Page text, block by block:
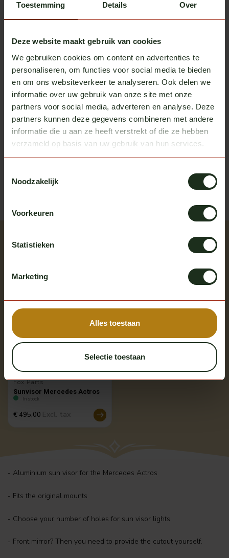
Toestemming Details Over
Deze website maakt gebruik van cookies
We gebruiken cookies om content en advertenties te
personaliseren, om functies voor social media te bieden
en om ons websiteverkeer te analyseren. Ook delen we
informatie over uw gebruik van onze site met onze
partners voor social media, adverteren en analyse. Deze
partners kunnen deze gegevens combineren met andere
informatie die u aan ze heeft verstrekt of die ze hebben
verzameld op basis van uw gebruik van hun services.
Noodzakelijk
Voorkeuren
Statistieken
Marketing
Alles toestaan
Selectie toestaan
Ledson
Optoline NG+ sunvisor lamp
In stock
€62,50
Bumper spoiler Mercedes-Benz
Actros
In stock
€695,00
Heb je vragen over dit product?
neem contact op met ons
Recently viewed
Multiple options
Fox Parts
Sunvisor Mercedes Actros
In stock
€ 495,00
- Aluminium sun visor for the Mercedes Actros
- Fits the original mounts
- Choose your number of holes for sun visor lights
- Front mirror? Then you need to provide the cutout yourself.